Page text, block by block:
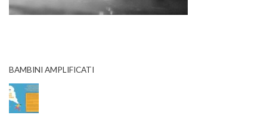
BAMBINI AMPLIFICATI